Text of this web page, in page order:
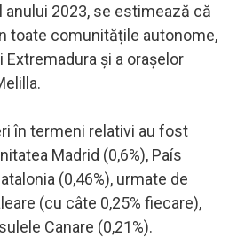
2023, se estimează că
toate comunitățile autonome,
Extremadura și a orașelor
în termeni relativi au fost
Madrid (0,6%), País
(0,46%), urmate de
(cu câte 0,25% fiecare),
Canare (0,21%).